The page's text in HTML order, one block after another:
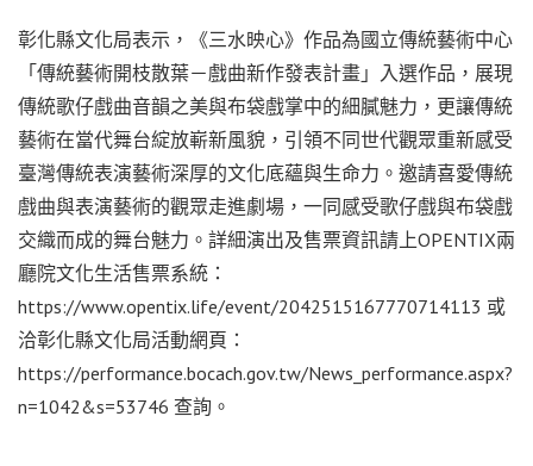
彰化縣文化局表示，《三水映心》作品為國立傳統藝術中心
「傳統藝術開枝散葉－戲曲新作發表計畫」入選作品，展現
傳統歌仔戲曲音韻之美與布袋戲掌中的細膩魅力，更讓傳統
藝術在當代舞台綻放嶄新風貌，引領不同世代觀眾重新感受
臺灣傳統表演藝術深厚的文化底蘊與生命力。邀請喜愛傳統
戲曲與表演藝術的觀眾走進劇場，一同感受歌仔戲與布袋戲
交織而成的舞台魅力。詳細演出及售票資訊請上OPENTIX兩
廳院文化生活售票系統：
https://www.opentix.life/event/2042515167770714113 或
洽彰化縣文化局活動網頁：
https://performance.bocach.gov.tw/News_performance.aspx?
n=1042&s=53746 查詢。